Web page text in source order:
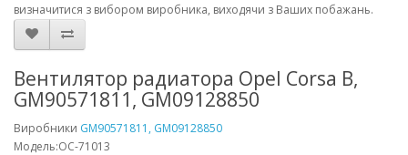
визначитися з вибором виробника, виходячи з Ваших побажань.
Вентилятор радиатора Opel Corsa B,
GM90571811, GM09128850
Виробники GM90571811, GM09128850
Модель:OC-71013